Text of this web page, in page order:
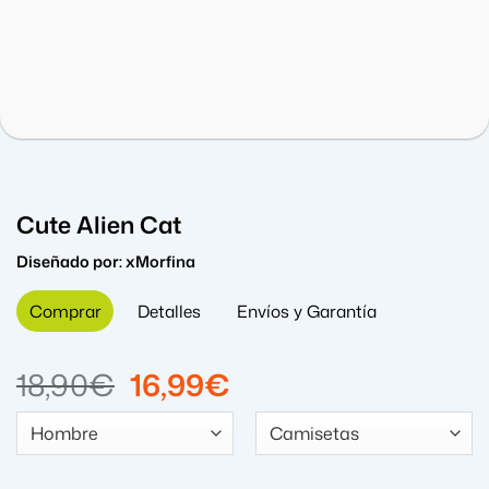
Cute Alien Cat
Diseñado por:xMorfina
Comprar Detalles Envíos y Garantía
18,90€ El
precio
original
16,99€
precio
actual